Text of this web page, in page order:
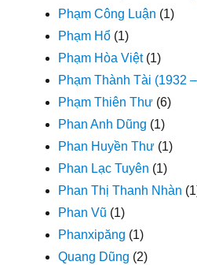
Phạm Công Luận (1)
Phạm Hổ (1)
Phạm Hòa Việt(1)
Phạm Thành Tài (1932
Phạm Thiên Thư (6)
Phan Anh Dũng (1)
Phan Huyền Thư (1)
Phan Lạc Tuyên (1)
Phan Thị Thanh Nhàn
Phan Vũ (1)
Phanxipăng (1)
Quang Dũng (2)